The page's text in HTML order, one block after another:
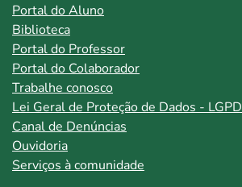
Portal do Aluno
Biblioteca
Portal do Professor
Portal do Colaborador
Trabalhe conosco
Lei Geral de Proteção de Dados - LGPD
Canal de Denúncias
Ouvidoria
Serviços à comunidade